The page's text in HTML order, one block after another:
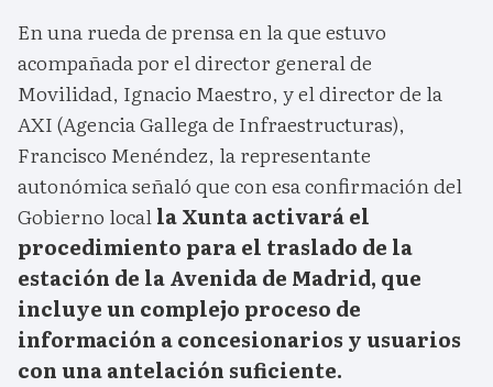
En una rueda de prensa en la que estuvo
acompañada por el director general de
Movilidad, Ignacio Maestro, y el director de la
AXI (Agencia Gallega de Infraestructuras),
Francisco Menéndez, la representante
autonómica señaló que con esa confirmación del
Gobierno localla Xunta activará el
procedimiento para el traslado de la
estación de la Avenida de Madrid, que
incluye un complejo proceso de
información a concesionarios y usuarios
con una antelación suficiente.